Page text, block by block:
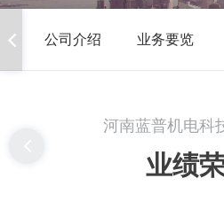
公司介绍 业务要览
河南蓝普机电科
业绩